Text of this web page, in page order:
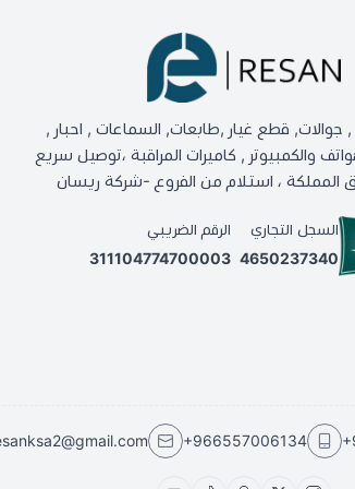
, جوالات, قطع غيار ,طابعات, السماعات , احبار ,
والكمبيوتر , كاميرات المراقبة ،توصيل سريع
المملكة ، استلام من الفروع -شركة ريسان
السجل التجاري
4650237340
الرقم الضريبي
311104774700003
+966557006134